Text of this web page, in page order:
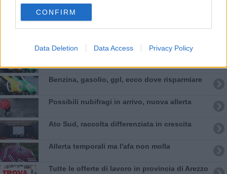
CONFIRM
Data Deletion Data Access Privacy Policy
Infortuni mortali sul lavoro, 4 province in zona
rossa
​Benzina, gasolio, gpl, ecco dove risparmiare
Possibili nubifragi in arrivo, nuova allerta
Ato Sud, raccolta differenziata in crescita
Allerta temporali ma l'afa non molla
​Tutte le offerte di lavoro in provincia di Arezzo